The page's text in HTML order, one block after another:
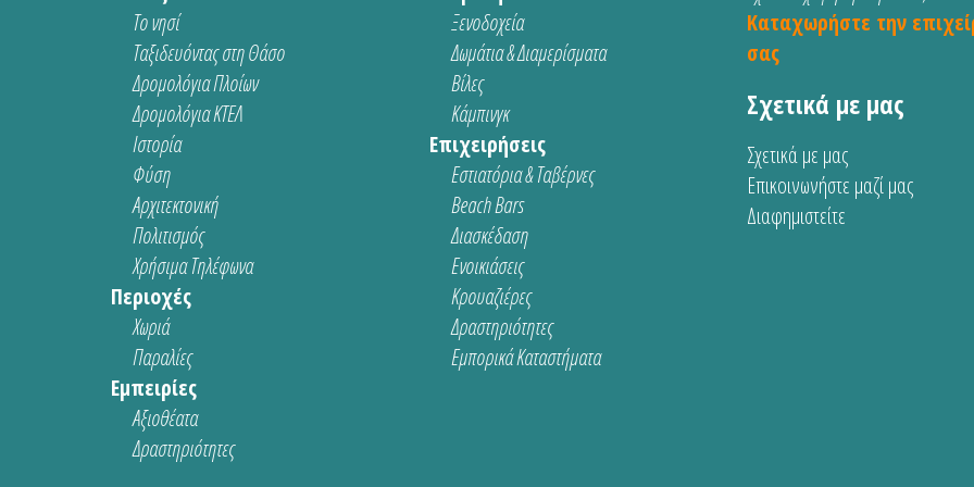
Το νησί
Ταξιδευόντας στη Θάσο
Δρομολόγια Πλοίων
Δρομολόγια ΚΤΕΛ
Ιστορία
Φύση
Αρχιτεκτονική
Πολιτισμός
Χρήσιμα Τηλέφωνα
Περιοχές
Χωριά
Παραλίες
Εμπειρίες
Αξιοθέατα
Δραστηριότητες
Ξενοδοχεία
Δωμάτια & Διαμερίσματα
Βίλες
Κάμπινγκ
Επιχειρήσεις
Εστιατόρια & Ταβέρνες
Beach Bars
Διασκέδαση
Ενοικιάσεις
Κρουαζιέρες
Δραστηριότητες
Εμπορικά Καταστήματα
Καταχωρήστε την
σας
Σχετικά με μας
Σχετικά με μας
Επικοινωνήστε μαζί μας
Διαφημιστείτε